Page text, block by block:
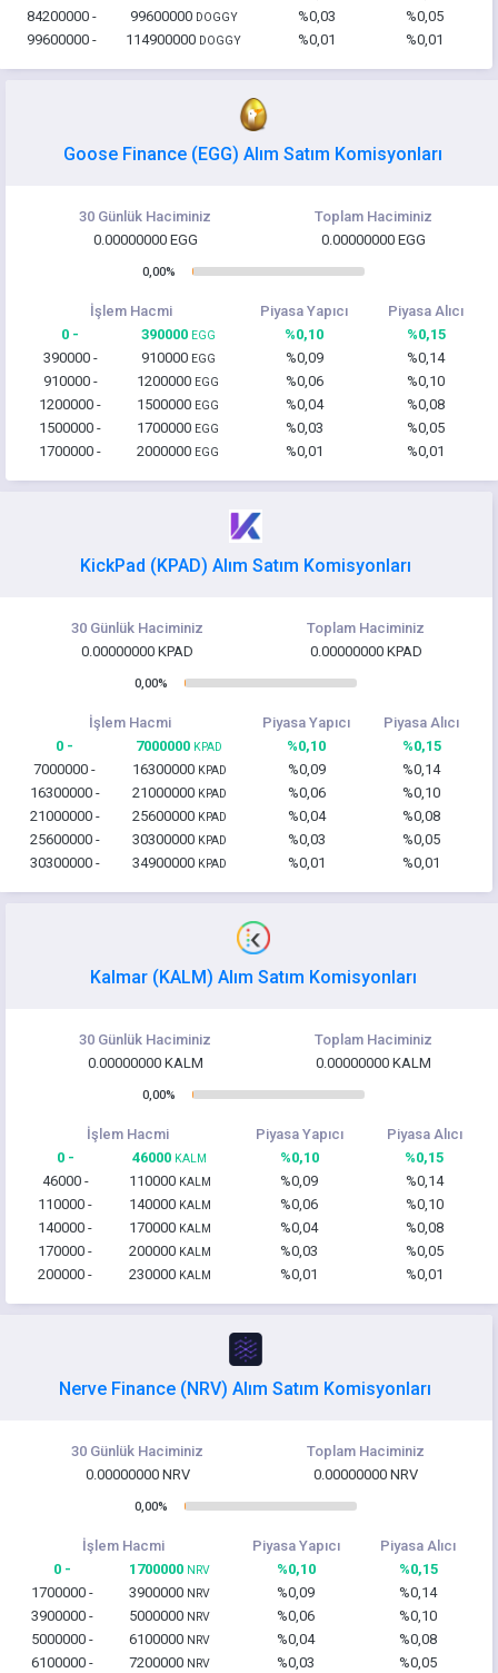
84200000 -
99600000 DOGGY %0,03
%0,05
99600000 -
114900000 DOGGY %0,01 %0,01
Goose Finance (EGG) Alım Satım Komisyonları
30 Günlük Haciminiz
Toplam Haciminiz
0.00000000 EGG
0.00000000 EGG
0,00%
İşlem Hacmi Piyasa Yapıcı
Piyasa Alıcı
0 -
390000 EGG %0,10
%0,15
390000 -
910000 EGG %0,09
%0,14
910000 -
1200000 EGG %0,06
%0,10
1200000 -
1500000 EGG %0,04
%0,08
1500000 -
1700000 EGG %0,03
%0,05
1700000 -
2000000 EGG %0,01 %0,01
KickPad (KPAD) Alım Satım Komisyonları
30 Günlük Haciminiz
Toplam Haciminiz
0.00000000 KPAD
0.00000000 KPAD
0,00%
İşlem Hacmi Piyasa Yapıcı
Piyasa Alıcı
0 -
7000000 KPAD %0,10
%0,15
7000000 -
16300000 KPAD %0,09
%0,14
16300000 -
21000000 KPAD %0,06
%0,10
21000000 -
25600000 KPAD %0,04
%0,08
25600000 -
30300000 KPAD %0,03
%0,05
30300000 -
34900000 KPAD %0,01 %0,01
Kalmar (KALM) Alım Satım Komisyonları
30 Günlük Haciminiz
Toplam Haciminiz
0.00000000 KALM
0.00000000 KALM
0,00%
İşlem Hacmi Piyasa Yapıcı
Piyasa Alıcı
0 -
46000 KALM %0,10
%0,15
46000 -
110000 KALM %0,09
%0,14
110000 -
140000 KALM %0,06
%0,10
140000 -
170000 KALM %0,04
%0,08
170000 -
200000 KALM %0,03
%0,05
200000 -
230000 KALM %0,01 %0,01
Nerve Finance (NRV) Alım Satım Komisyonları
30 Günlük Haciminiz
Toplam Haciminiz
0.00000000 NRV
0.00000000 NRV
0,00%
İşlem Hacmi Piyasa Yapıcı
Piyasa Alıcı
0 -
1700000 NRV %0,10
%0,15
1700000 -
3900000 NRV %0,09
%0,14
3900000 -
5000000 NRV %0,06
%0,10
5000000 -
6100000 NRV %0,04
%0,08
6100000 -
7200000 NRV %0,03
%0,05